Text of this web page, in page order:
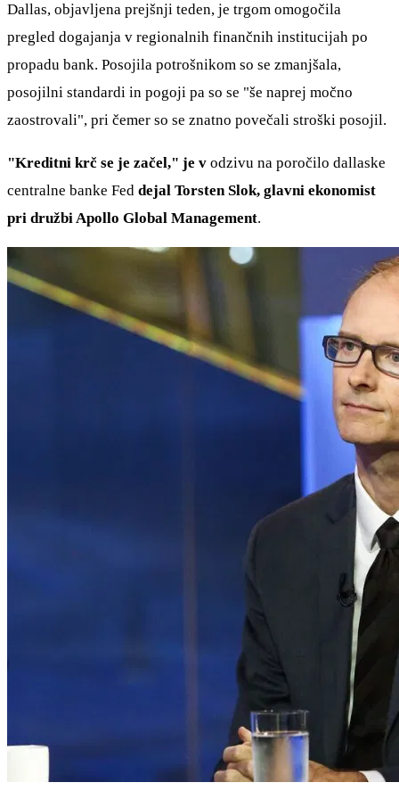
Dallas, objavljena prejšnji teden, je trgom omogočila
pregled dogajanja v regionalnih finančnih institucijah po
propadu bank. Posojila potrošnikom so se zmanjšala,
posojilni standardi in pogoji pa so se "še naprej močno
zaostrovali", pri čemer so se znatno povečali stroški posojil.
"Kreditni krč se je začel," je v odzivu na poročilo dallaske
centralne banke Fed dejal Torsten Slok, glavni ekonomist
pri družbi Apollo Global Management.